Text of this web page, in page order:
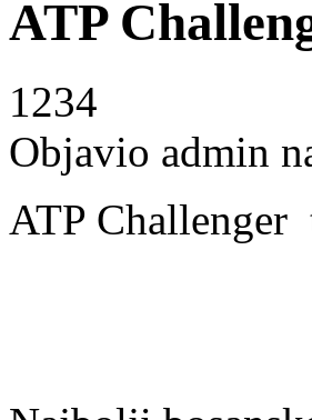
ATP
1234
Objavio admin
ATP Challenger